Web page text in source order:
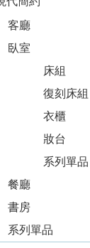
客廳
臥室
床組
復刻床組
衣櫃
妝台
系列單品
餐廳
書房
系列單品